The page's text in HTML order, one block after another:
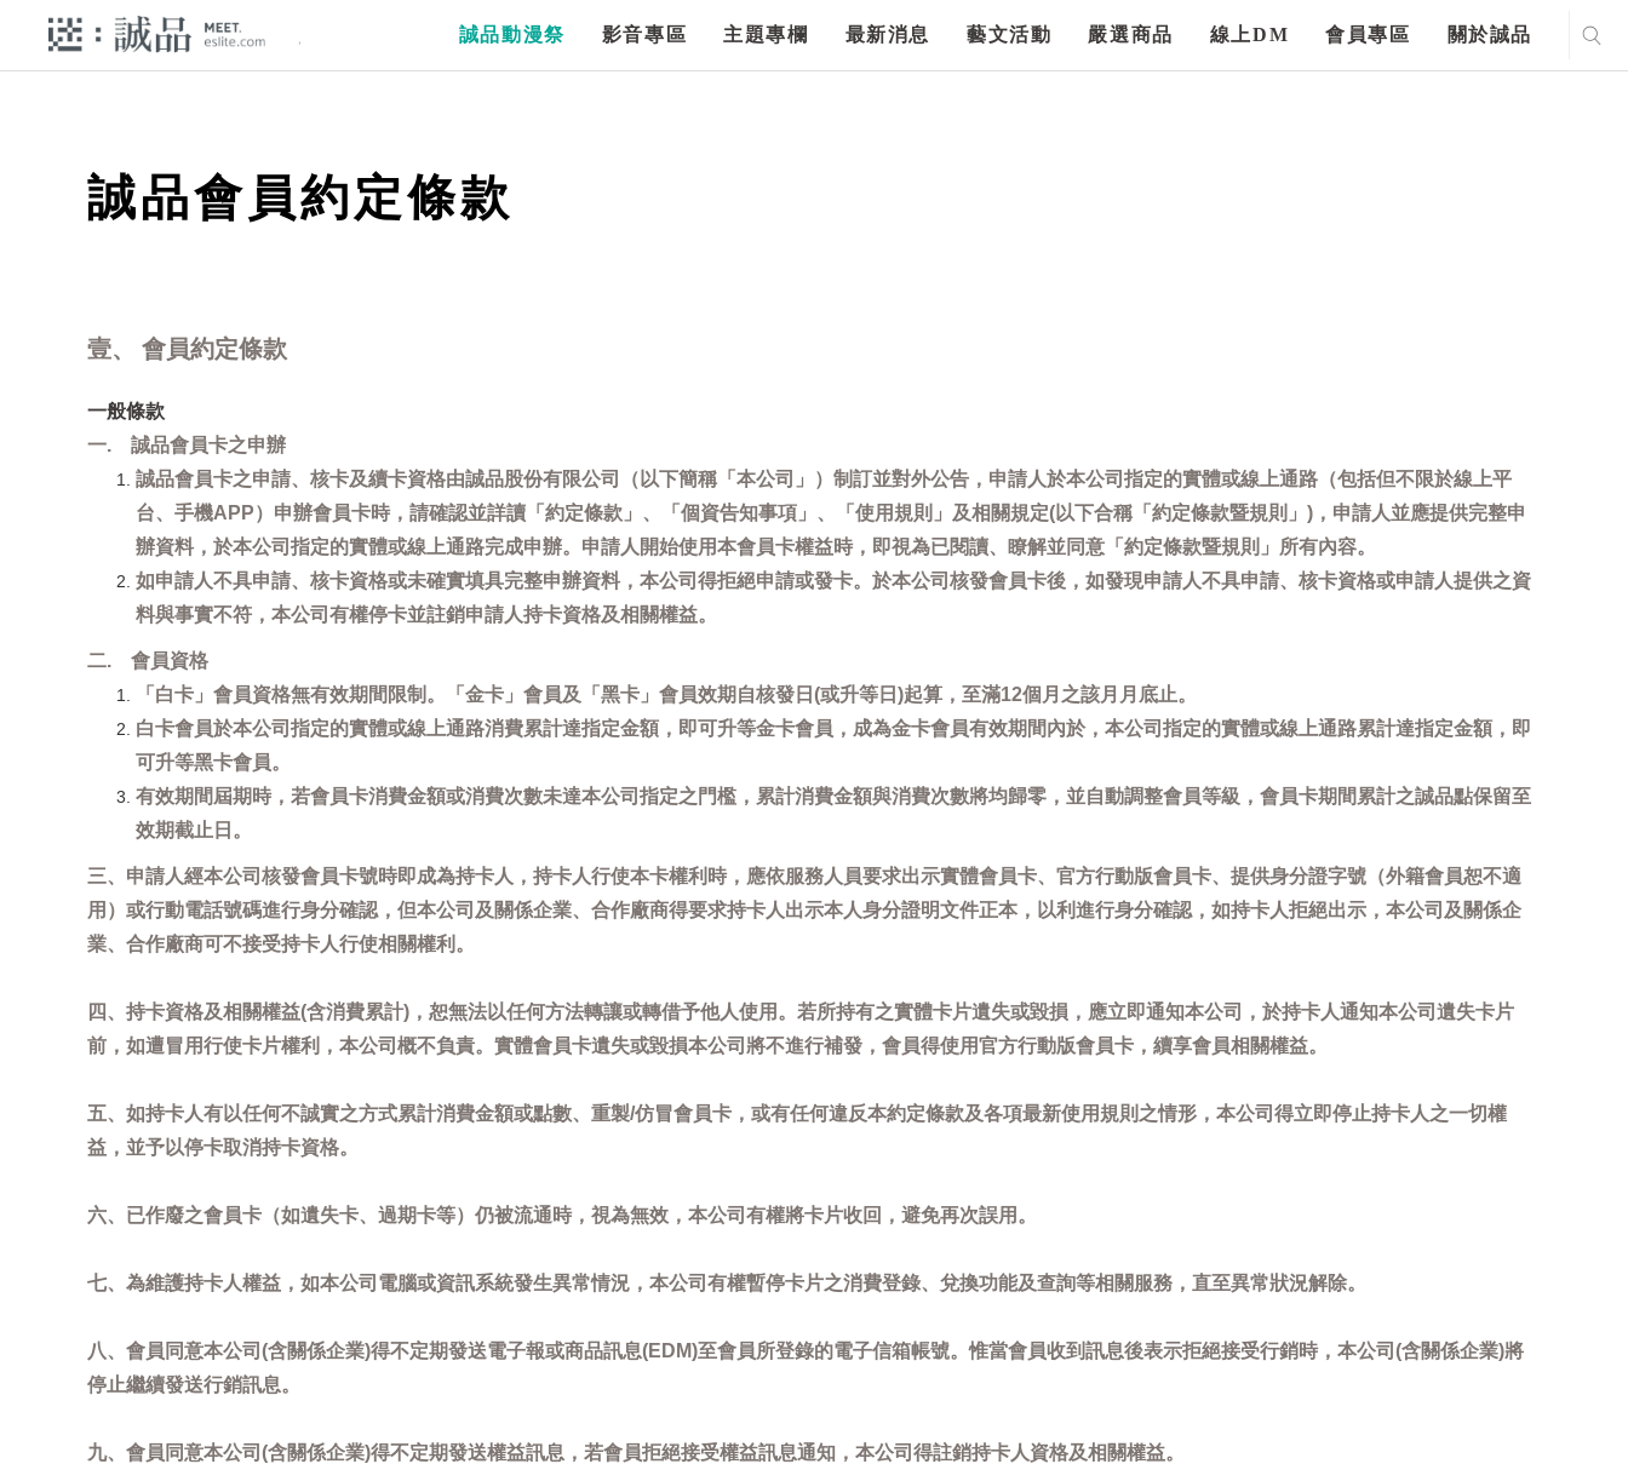
誠品動漫祭 影音專區 主題專欄 最新消息 藝文活動 嚴選商品 線上DM 會員專區 關於誠品
誠品會員約定條款
壹、 會員約定條款
一般條款
一. 誠品會員卡之申辦
誠品會員卡之申請、核卡及續卡資格由誠品股份有限公司（以下簡稱「本公司」）制訂並對外公告，申請人於本公司指定的實體或線上通路（包括但不限於線上平
台、手機APP）申辦會員卡時，請確認並詳讀「約定條款」、「個資告知事項」、「使用規則」及相關規定(以下合稱「約定條款暨規則」)，申請人並應提供完整申
辦資料，於本公司指定的實體或線上通路完成申辦。申請人開始使用本會員卡權益時，即視為已閱讀、瞭解並同意「約定條款暨規則」所有內容。
如申請人不具申請、核卡資格或未確實填具完整申辦資料，本公司得拒絕申請或發卡。於本公司核發會員卡後，如發現申請人不具申請、核卡資格或申請人提供之資
料與事實不符，本公司有權停卡並註銷申請人持卡資格及相關權益。
二. 會員資格
「白卡」會員資格無有效期間限制。「金卡」會員及「黑卡」會員效期自核發日(或升等日)起算，至滿12個月之該月月底止。
白卡會員於本公司指定的實體或線上通路消費累計達指定金額，即可升等金卡會員，成為金卡會員有效期間內於，本公司指定的實體或線上通路累計達指定金額，即
可升等黑卡會員。
有效期間屆期時，若會員卡消費金額或消費次數未達本公司指定之門檻，累計消費金額與消費次數將均歸零，並自動調整會員等級，會員卡期間累計之誠品點保留至
效期截止日。
三、申請人經本公司核發會員卡號時即成為持卡人，持卡人行使本卡權利時，應依服務人員要求出示實體會員卡、官方行動版會員卡、提供身分證字號（外籍會員恕不適
用）或行動電話號碼進行身分確認，但本公司及關係企業、合作廠商得要求持卡人出示本人身分證明文件正本，以利進行身分確認，如持卡人拒絕出示，本公司及關係企
業、合作廠商可不接受持卡人行使相關權利。
四、持卡資格及相關權益(含消費累計)，恕無法以任何方法轉讓或轉借予他人使用。若所持有之實體卡片遺失或毀損，應立即通知本公司，於持卡人通知本公司遺失卡片
前，如遭冒用行使卡片權利，本公司概不負責。實體會員卡遺失或毀損本公司將不進行補發，會員得使用官方行動版會員卡，續享會員相關權益。
五、如持卡人有以任何不誠實之方式累計消費金額或點數、重製/仿冒會員卡，或有任何違反本約定條款及各項最新使用規則之情形，本公司得立即停止持卡人之一切權
益，並予以停卡取消持卡資格。
六、已作廢之會員卡（如遺失卡、過期卡等）仍被流通時，視為無效，本公司有權將卡片收回，避免再次誤用。
七、為維護持卡人權益，如本公司電腦或資訊系統發生異常情況，本公司有權暫停卡片之消費登錄、兌換功能及查詢等相關服務，直至異常狀況解除。
八、會員同意本公司(含關係企業)得不定期發送電子報或商品訊息(EDM)至會員所登錄的電子信箱帳號。惟當會員收到訊息後表示拒絕接受行銷時，本公司(含關係企業)將
停止繼續發送行銷訊息。
九、會員同意本公司(含關係企業)得不定期發送權益訊息，若會員拒絕接受權益訊息通知，本公司得註銷持卡人資格及相關權益。